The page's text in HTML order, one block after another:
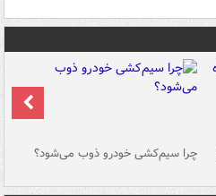
چرا سیم‌کشی خودرو ذوب می‌شود؟